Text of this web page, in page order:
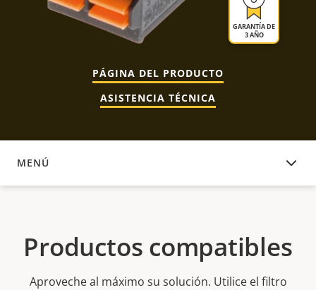
GARANTÍA DE
3 AÑO
PÁGINA DEL PRODUCTO
ASISTENCIA TÉCNICA
MENÚ
PRODUCTOS COMPATIBLES
Productos compatibles
Aproveche al máximo su solución. Utilice el filtro